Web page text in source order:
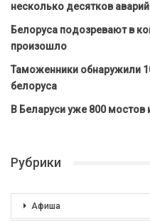
несколько десятков аварий
Белоруса подозревают в
произошло
Таможенники обнаружили
белоруса
В Беларуси уже 800 мостов
Рубрики
Афиша